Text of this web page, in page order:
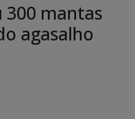
mantas
agasalho